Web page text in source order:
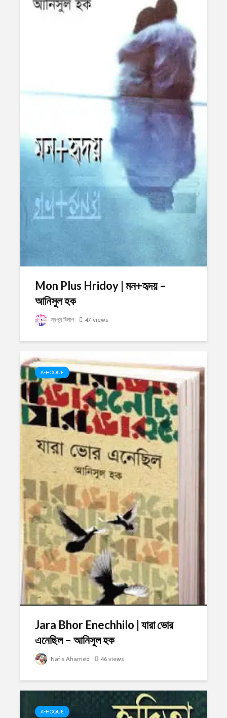
Mon Plus Hridoy | মন+হৃদয় –
আনিসুল হক
স্বপ্ন বিলাপ 47 views
A-HOQUE
Jara Bhor Enechhilo | যারা ভোর
এনেছিল – আনিসুল হক
Nafis Ahamed 46 views
A-HOQUE